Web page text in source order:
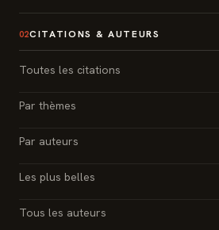
02CITATIONS & AUTEURS
Toutes les citations
Par thèmes
Par auteurs
Les plus belles
Tous les auteurs